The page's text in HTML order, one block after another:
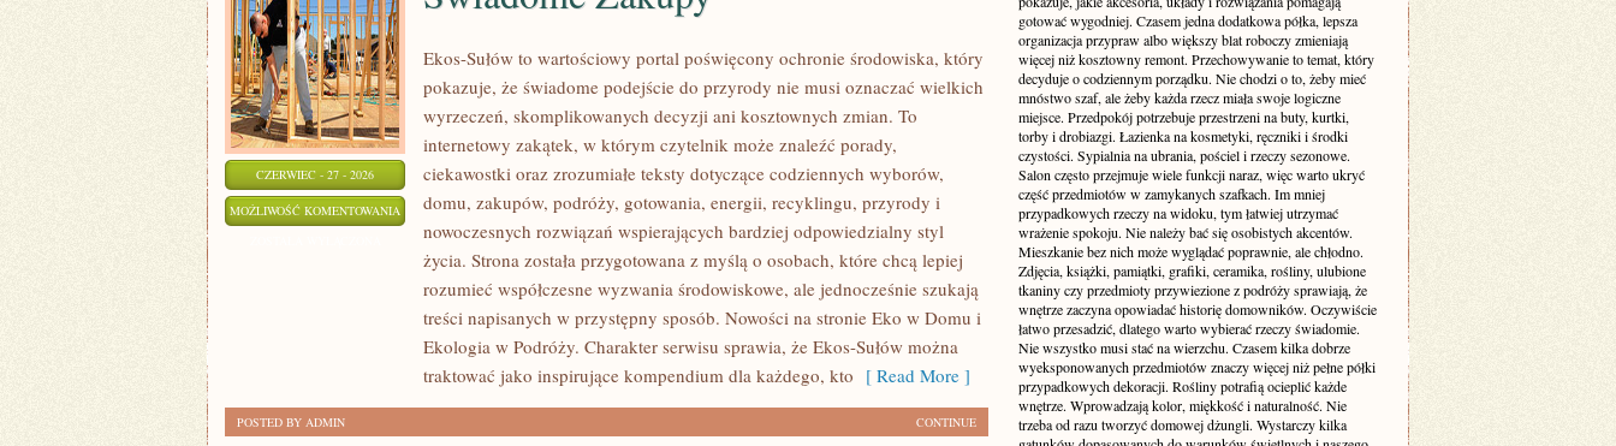
CZERWIEC - 27 - 2026
MOŻLIWOŚĆ KOMENTOWANIA ŚWIADOME
ZAKUPY
Ekos-Sułów to wartościowy portal poświęcony ochronie środowiska, który
pokazuje, że świadome podejście do przyrody nie musi oznaczać wielkich
wyrzeczeń, skomplikowanych decyzji ani kosztownych zmian. To
internetowy zakątek, w którym czytelnik może znaleźć porady,
ciekawostki oraz zrozumiałe teksty dotyczące codziennych wyborów,
domu, zakupów, podróży, gotowania, energii, recyklingu, przyrody i
nowoczesnych rozwiązań wspierających bardziej odpowiedzialny styl
życia. Strona została przygotowana z myślą o osobach, które chcą lepiej
rozumieć współczesne wyzwania środowiskowe, ale jednocześnie szukają
treści napisanych w przystępny sposób. Nowości na stronie Eko w Domu i
Ekologia w Podróży. Charakter serwisu sprawia, że Ekos-Sułów można
traktować jako inspirujące kompendium dla każdego, kto [ Read More ]
CONTINUE
POSTED BY ADMIN
gotować wygodniej. Czasem jedna dodatkowa półka, lepsza
organizacja przypraw albo większy blat roboczy zmieniają
więcej niż kosztowny remont. Przechowywanie to temat, który
decyduje o codziennym porządku. Nie chodzi o to, żeby mieć
mnóstwo szaf, ale żeby każda rzecz miała swoje logiczne
miejsce. Przedpokój potrzebuje przestrzeni na buty, kurtki,
torby i drobiazgi. Łazienka na kosmetyki, ręczniki i środki
czystości. Sypialnia na ubrania, pościel i rzeczy sezonowe.
Salon często przejmuje wiele funkcji naraz, więc warto ukryć
część przedmiotów w zamykanych szafkach. Im mniej
przypadkowych rzeczy na widoku, tym łatwiej utrzymać
wrażenie spokoju. Nie należy bać się osobistych akcentów.
Mieszkanie bez nich może wyglądać poprawnie, ale chłodno.
Zdjęcia, książki, pamiątki, grafiki, ceramika, rośliny, ulubione
tkaniny czy przedmioty przywiezione z podróży sprawiają, że
wnętrze zaczyna opowiadać historię domowników. Oczywiście
łatwo przesadzić, dlatego warto wybierać rzeczy świadomie.
Nie wszystko musi stać na wierzchu. Czasem kilka dobrze
wyeksponowanych przedmiotów znaczy więcej niż pełne półki
przypadkowych dekoracji. Rośliny potrafią ocieplić każde
wnętrze. Wprowadzają kolor, miękkość i naturalność. Nie
trzeba od razu tworzyć domowej dżungli. Wystarczy kilka